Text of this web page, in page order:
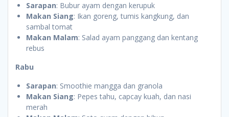
Sarapan: Bubur ayam dengan kerupuk
Makan Siang: Ikan goreng, tumis kangkung, dan
sambal tomat
Makan Malam: Salad ayam panggang dan kentang
rebus
Rabu
Sarapan: Smoothie mangga dan granola
Makan Siang: Pepes tahu, capcay kuah, dan nasi
merah